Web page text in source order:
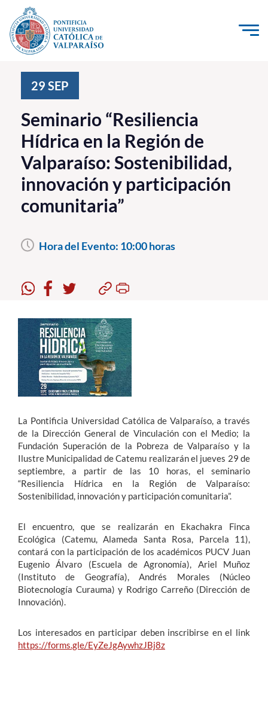
Click acá para ir directamente al contenido
Investigación, Creación e Innovación
PUCV Internacional
Vinculación con el Medio
Admisión
Pregrado
Postgrado
Académicos
Funcionarios
Alumni
English
29 SEP
Seminario “Resiliencia
Hídrica en la Región de
Valparaíso: Sostenibilidad,
innovación y participación
comunitaria”
Hora del Evento: 10:00 horas
La Pontificia Universidad Católica de Valparaíso, a través
de la Dirección General de Vinculación con el Medio; la
Fundación Superación de la Pobreza de Valparaíso y la
Ilustre Municipalidad de Catemu realizarán el jueves 29 de
septiembre, a partir de las 10 horas, el seminario
“Resiliencia Hídrica en la Región de Valparaíso:
Sostenibilidad, innovación y participación comunitaria”.
El encuentro, que se realizarán en Ekachakra Finca
Ecológica (Catemu, Alameda Santa Rosa, Parcela 11),
contará con la participación de los académicos PUCV Juan
Eugenio Álvaro (Escuela de Agronomía), Ariel Muñoz
(Instituto de Geografía), Andrés Morales (Núcleo
Biotecnología Curauma) y Rodrigo Carreño (Dirección de
Innovación).
Los interesados en participar deben inscribirse en el link
https://forms.gle/EyZeJgAywhzJBj8z